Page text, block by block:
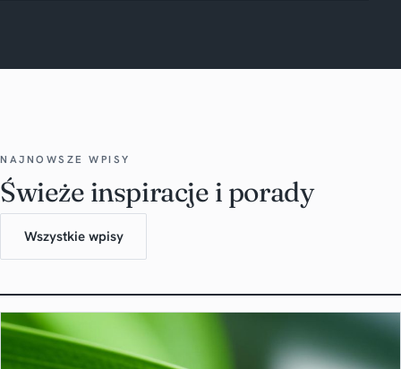
NAJNOWSZE WPISY
Świeże inspiracje i porady
Wszystkie wpisy